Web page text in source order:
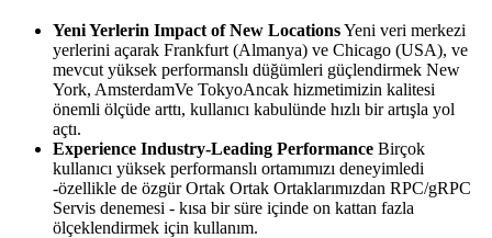
Yeni Yerlerin Impact of New LocationsYeni veri merkezi
yerlerini açarak Frankfurt (Almanya) ve Chicago (USA), ve
mevcut yüksek performanslı düğümleri güçlendirmek New
York, AmsterdamVe TokyoAncak hizmetimizin kalitesi
önemli ölçüde arttı, kullanıcı kabulünde hızlı bir artışla yol
açtı.
Experience Industry-Leading Performance Birçok
kullanıcı yüksek performanslı ortamımızı deneyimledi
-özellikle de özgür Ortak Ortak Ortaklarımızdan RPC/gRPC
Servis denemesi - kısa bir süre içinde on kattan fazla
ölçeklendirmek için kullanım.